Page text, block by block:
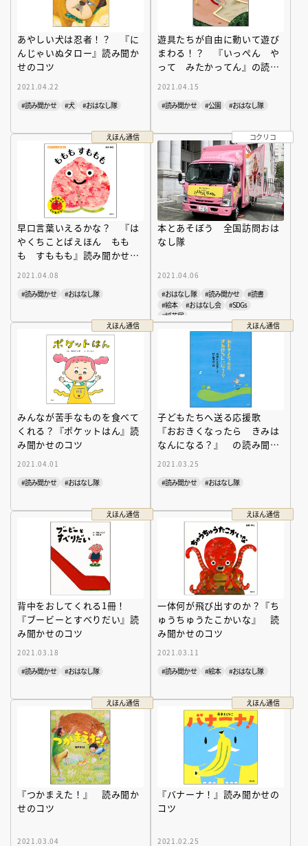
あやしい犬は忍者！？ 『に
んじゃいぬタロー』読み聞か
せのコツ
2021.04.22
#読み聞かせ
#犬 #おはなし隊
遊具たちが自由に動いて遊び
まわる！？ 『いっぺん や
って みたかってん』の読み
2021.04.15
#読み聞かせ
#公園 #おはなし隊
えほん通信
早口言葉いえるかな？ 『は
やくちことばえほん もも
も すももも』読み聞かせの
2021.04.08
#読み聞かせ
#おはなし隊
コクリコ
本とあそぼう 全国訪問おは
なし隊
2021.04.06
#おはなし隊
#読み聞かせ
#読書
#絵本
#おはなし会
#SDGs
#紙芝居
えほん通信
みんなが苦手なものを食べて
くれる？『ポケットはん』読
み聞かせのコツ
2021.04.01
#読み聞かせ
#おはなし隊
えほん通信
子どもたちへ送る応援歌
『おおきくなったら きみは
なんになる？』 の読み聞か
2021.03.25
#読み聞かせ
#おはなし隊
えほん通信
背中をおしてくれる1冊！
『ブービーとすべりだい』読
み聞かせのコツ
2021.03.18
#読み聞かせ
#おはなし隊
えほん通信
一体何が飛び出すのか？『ち
ゅうちゅうたこかいな』 読
み聞かせのコツ
2021.03.11
#読み聞かせ
#絵本 #おはなし隊
えほん通信
『つかまえた！』 読み聞か
せのコツ
2021.03.04
えほん通信
『バナーナ！』読み聞かせの
コツ
2021.02.25